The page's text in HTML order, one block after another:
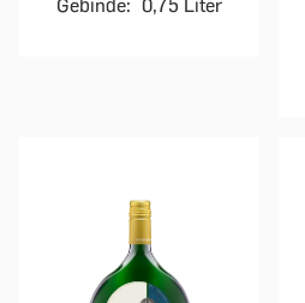
Gebinde: 0,75 Liter